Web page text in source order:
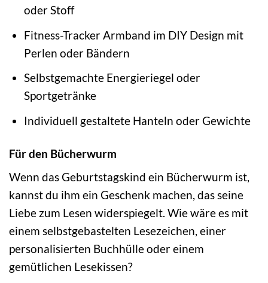
oder Stoff
Fitness-Tracker Armband im DIY Design mit
Perlen oder Bändern
Selbstgemachte Energieriegel oder
Sportgetränke
Individuell gestaltete Hanteln oder Gewichte
Für den Bücherwurm
Wenn das Geburtstagskind ein Bücherwurm ist,
kannst du ihm ein Geschenk machen, das seine
Liebe zum Lesen widerspiegelt. Wie wäre es mit
einem selbstgebastelten Lesezeichen, einer
personalisierten Buchhülle oder einem
gemütlichen Lesekissen?